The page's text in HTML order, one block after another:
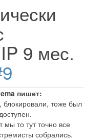
9 мес.
пишет:
блокировали, тоже был
мы то тут точно все
собрались.